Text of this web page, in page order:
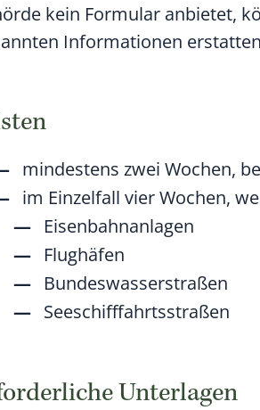
kein Formular anbietet,
Informationen
mindestens zwei Wochen,
im Einzelfall vier Wochen,
Eisenbahnanlagen
Flughäfen
Bundeswasserstraßen
Seeschifffahrtsstraßen
Unterlagen